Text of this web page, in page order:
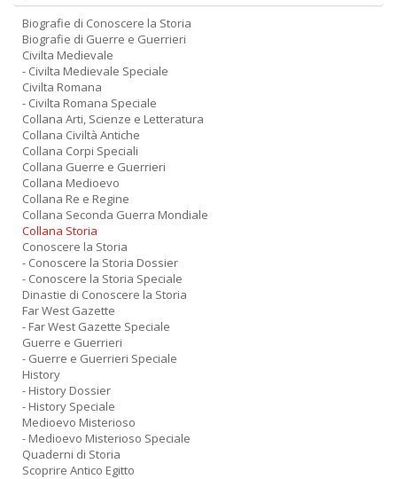
Biografie di Conoscere la Storia
Biografie di Guerre e Guerrieri
Civilta Medievale
- Civilta Medievale Speciale
Civilta Romana
- Civilta Romana Speciale
Collana Arti, Scienze e Letteratura
Collana Civiltà Antiche
Collana Corpi Speciali
Collana Guerre e Guerrieri
Collana Medioevo
Collana Re e Regine
Collana Seconda Guerra Mondiale
Collana Storia
Conoscere la Storia
- Conoscere la Storia Dossier
- Conoscere la Storia Speciale
Dinastie di Conoscere la Storia
Far West Gazette
- Far West Gazette Speciale
Guerre e Guerrieri
- Guerre e Guerrieri Speciale
History
- History Dossier
- History Speciale
Medioevo Misterioso
- Medioevo Misterioso Speciale
Quaderni di Storia
Scoprire Antico Egitto